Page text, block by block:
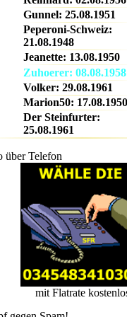
22-24
Gunnel: 25.08.1951
Peperoni-Schweiz:
21.08.1948
Jeanette: 13.08.1950
Zuhoerer: 08.08.1958
Volker: 29.08.1961
Marion50: 17.08.1950
Der Steinfurter:
25.08.1961
über Telefon
mit Flatrate